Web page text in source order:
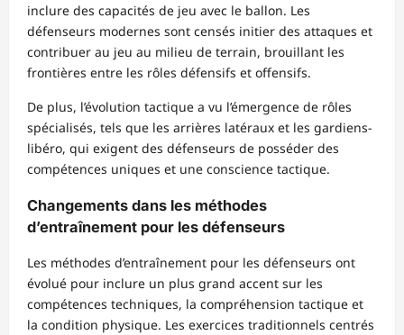
inclure des capacités de jeu avec le ballon. Les
défenseurs modernes sont censés initier des attaques et
contribuer au jeu au milieu de terrain, brouillant les
frontières entre les rôles défensifs et offensifs.
De plus, l’évolution tactique a vu l’émergence de rôles
spécialisés, tels que les arrières latéraux et les gardiens-
libéro, qui exigent des défenseurs de posséder des
compétences uniques et une conscience tactique.
Changements dans les méthodes
d’entraînement pour les défenseurs
Les méthodes d’entraînement pour les défenseurs ont
évolué pour inclure un plus grand accent sur les
compétences techniques, la compréhension tactique et
la condition physique. Les exercices traditionnels centrés